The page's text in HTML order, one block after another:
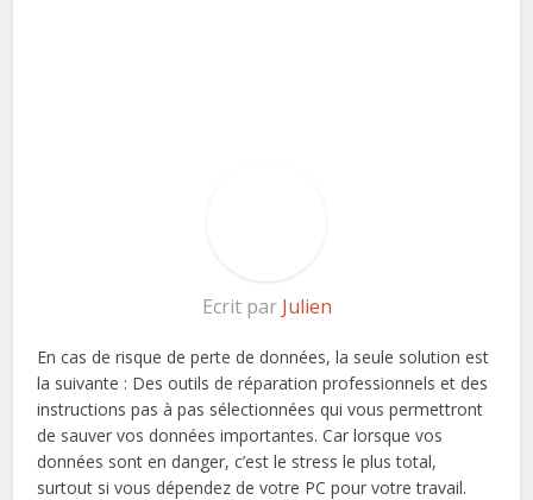
Ecrit par Julien
En cas de risque de perte de données, la seule solution est
la suivante : Des outils de réparation professionnels et des
instructions pas à pas sélectionnées qui vous permettront
de sauver vos données importantes. Car lorsque vos
données sont en danger, c’est le stress le plus total,
surtout si vous dépendez de votre PC pour votre travail.